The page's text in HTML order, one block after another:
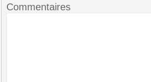
Commentaires